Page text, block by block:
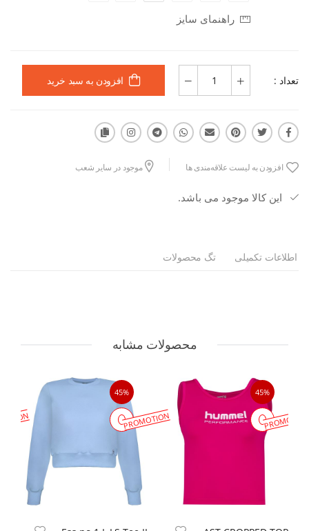
راهنمای سایز
تعداد : افزودن به سبد خرید
افزودن به لیست علاقه‌مندی ها موجود در سایر شعب
این کالا موجود می باشد.
اطلاعات تکمیلی تگ محصولات
محصولات مشابه
45%
45%
PROMOTION